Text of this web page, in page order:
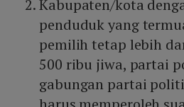
Kabupaten/kota
penduduk yang
pemilih tetap lebih
500 ribu jiwa, partai
gabungan partai